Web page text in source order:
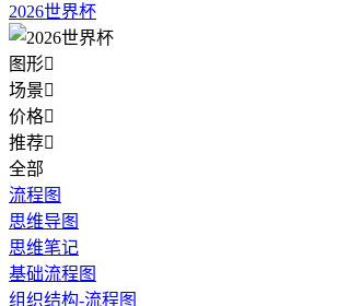
2026世界杯
图形
场景
价格
推荐
全部
流程图
思维导图
思维笔记
基础流程图
组织结构-流程图